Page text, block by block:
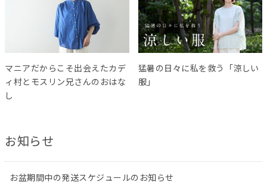
マニアだからこそ出会えたカデ
ィ村とモスリン兄さんのおはな
し
猛暑の日々に私を救う「涼しい
服」
お知らせ
お盆期間中の発送スケジュールのお知らせ